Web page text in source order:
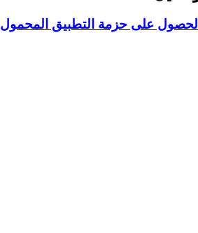
الحصول على حزمة التطبيق المحمول